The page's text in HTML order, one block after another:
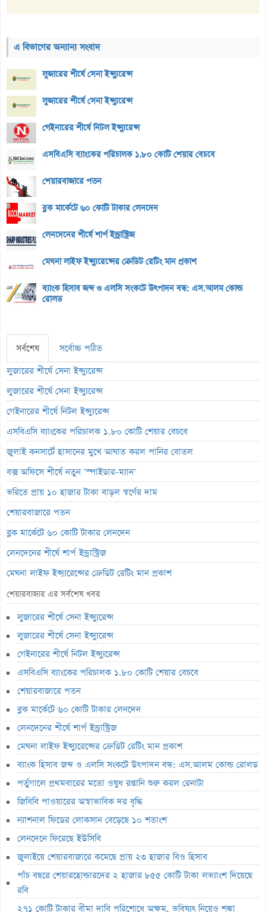
এ বিভাগের অন্যান্য সংবাদ
লুজারের শীর্ষে সেনা ইন্স্যুরেন্স
লুজারের শীর্ষে সেনা ইন্স্যুরেন্স
গেইনারের শীর্ষে নিটল ইন্স্যুরেন্স
এসবিএসি ব্যাংকের পরিচালক ১.৮০ কোটি শেয়ার বেচবে
শেয়ারবাজারে পতন
ব্লক মার্কেটে ৬০ কোটি টাকার লেনদেন
লেনদেনের শীর্ষে শার্প ইন্ড্রাস্ট্রিজ
মেঘনা লাইফ ইন্স্যুরেন্সের ক্রেডিট রেটিং মান প্রকাশ
ব্যাংক হিসাব জব্দ ও এলসি সংকটে উৎপাদন বন্ধ: এস.আলম কোল্ড
রোলড
সর্বশেষ
সর্বোচ্চ পঠিত
লুজারের শীর্ষে সেনা ইন্স্যুরেন্স
লুজারের শীর্ষে সেনা ইন্স্যুরেন্স
গেইনারের শীর্ষে নিটল ইন্স্যুরেন্স
এসবিএসি ব্যাংকের পরিচালক ১.৮০ কোটি শেয়ার বেচবে
জুলাই কনসার্টে হাসানের মুখে আঘাত করল পানির বোতল
বক্স অফিসে শীর্ষে নতুন ‘স্পাইডার-ম্যান’
ভরিতে প্রায় ১০ হাজার টাকা বাড়ল স্বর্ণের দাম
শেয়ারবাজারে পতন
ব্লক মার্কেটে ৬০ কোটি টাকার লেনদেন
লেনদেনের শীর্ষে শার্প ইন্ড্রাস্ট্রিজ
মেঘনা লাইফ ইন্স্যুরেন্সের ক্রেডিট রেটিং মান প্রকাশ
ব্যাংক হিসাব জব্দ ও এলসি সংকটে উৎপাদন বন্ধ: এস.আলম কোল্ড রোলড
পর্তুগালে প্রথমবারের মতো ওষুধ রপ্তানি শুরু করল রেনাটা
জিবিবি পাওয়ারের অস্বাভাবিক দর বৃদ্ধি
ন্যাশনাল ফিডের লোকসান বেড়েছে ১০ শতাংশ
লেনদেনে ফিরেছে ইউসিবি
জুলাইয়ে শেয়ারবাজারে কমেছে প্রায় ২৩ হাজার বিও হিসাব
মাধুরীর কোটি টাকার সম্পত্তি বিক্রি
পাঁচ বছরে শেয়ারহোল্ডারদের ২ হাজার ৮৫৫ কোটি টাকা লভ্যাংশ দিয়েছে রবি
২৭১ কোটি টাকার বীমা দাবি পরিশোধে অক্ষম, ভবিষ্যৎ নিয়েও শঙ্কা
নিরীক্ষকের
পাঁচ বিষয়ে তদন্তে এনআরবিসি ব্যাংক সিকিউরিটিজ
লাইফ ফান্ড থেকে ২,৩৬৭ কোটি টাকা লোপাট, দেউলিয়ার দ্বারপ্রান্তে ফারইস্ট
ইসলামী লাইফ
ভেঞ্চার ক্যাপিটাল ফান্ডে একাধিক অনিয়ম, এক্স অ্যাঞ্জেলের কাছে বিএসইসির
ব্যাখ্যা তলব
বুধবার শেয়ারবাজার বন্ধ
১৪ কার্যদিবসে সোনারগাঁও টেক্সটাইলের শেয়ারদর ৩২% বৃদ্ধি
শেয়ারবাজার এর সর্বশেষ খবর
লুজারের শীর্ষে সেনা ইন্স্যুরেন্স
লুজারের শীর্ষে সেনা ইন্স্যুরেন্স
গেইনারের শীর্ষে নিটল ইন্স্যুরেন্স
এসবিএসি ব্যাংকের পরিচালক ১.৮০ কোটি শেয়ার বেচবে
শেয়ারবাজারে পতন
ব্লক মার্কেটে ৬০ কোটি টাকার লেনদেন
লেনদেনের শীর্ষে শার্প ইন্ড্রাস্ট্রিজ
মেঘনা লাইফ ইন্স্যুরেন্সের ক্রেডিট রেটিং মান প্রকাশ
ব্যাংক হিসাব জব্দ ও এলসি সংকটে উৎপাদন বন্ধ: এস.আলম কোল্ড রোলড
পর্তুগালে প্রথমবারের মতো ওষুধ রপ্তানি শুরু করল রেনাটা
জিবিবি পাওয়ারের অস্বাভাবিক দর বৃদ্ধি
ন্যাশনাল ফিডের লোকসান বেড়েছে ১০ শতাংশ
লেনদেনে ফিরেছে ইউসিবি
জুলাইয়ে শেয়ারবাজারে কমেছে প্রায় ২৩ হাজার বিও হিসাব
পাঁচ বছরে শেয়ারহোল্ডারদের ২ হাজার ৮৫৫ কোটি টাকা লভ্যাংশ দিয়েছে
রবি
২৭১ কোটি টাকার বীমা দাবি পরিশোধে অক্ষম, ভবিষ্যৎ নিয়েও শঙ্কা